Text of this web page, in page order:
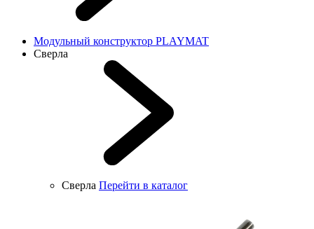
Модульный конструктор PLAYMAT
Сверла
Сверла Перейти в каталог